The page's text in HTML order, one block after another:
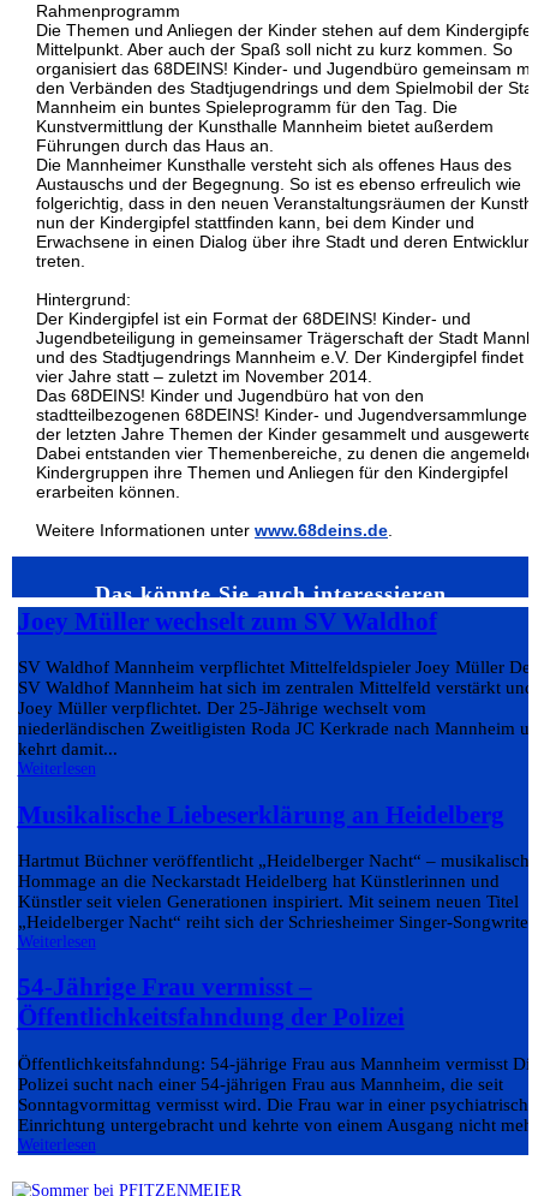
Rahmenprogramm
Die Themen und Anliegen der Kinder stehen auf dem
Mittelpunkt. Aber auch der Spaß soll nicht zu kurz kommen. So
organisiert das 68DEINS! Kinder- und Jugendbüro gemeinsam mit
den Verbänden des Stadtjugendrings und dem Spielmobil der
Mannheim ein buntes Spieleprogramm für den Tag. Die
Kunstvermittlung der Kunsthalle Mannheim bietet außerdem
Führungen durch das Haus an.
Die Mannheimer Kunsthalle versteht sich als offenes Haus des
Austauschs und der Begegnung. So ist es ebenso erfreulich wie
folgerichtig, dass in den neuen Veranstaltungsräumen der
nun der Kindergipfel stattfinden kann, bei dem Kinder und
Erwachsene in einen Dialog über ihre Stadt und deren
treten.
Hintergrund:
Der Kindergipfel ist ein Format der 68DEINS! Kinder- und
Jugendbeteiligung in gemeinsamer Trägerschaft der Stadt
und des Stadtjugendrings Mannheim e.V. Der Kindergipfel findet
vier Jahre statt – zuletzt im November 2014.
Das 68DEINS! Kinder und Jugendbüro hat von den
stadtteilbezogenen 68DEINS! Kinder- und Jugendversammlungen
der letzten Jahre Themen der Kinder gesammelt und
Dabei entstanden vier Themenbereiche, zu denen die
Kindergruppen ihre Themen und Anliegen für den Kindergipfel
erarbeiten können.
Weitere Informationen unter www.68deins.de.
Das könnte Sie auch interessieren…
Joey Müller wechselt zum SV Waldhof
SV Waldhof Mannheim verpflichtet Mittelfeldspieler Joey Müller Der
SV Waldhof Mannheim hat sich im zentralen Mittelfeld verstärkt und
Joey Müller verpflichtet. Der 25-Jährige wechselt vom
niederländischen Zweitligisten Roda JC Kerkrade nach Mannheim
kehrt damit...
Weiterlesen
Musikalische Liebeserklärung an Heidelberg
Hartmut Büchner veröffentlicht „Heidelberger Nacht“ – musikalische
Hommage an die Neckarstadt Heidelberg hat Künstlerinnen und
Künstler seit vielen Generationen inspiriert. Mit seinem neuen Titel
„Heidelberger Nacht“ reiht sich der Schriesheimer Singer-
Weiterlesen
54-Jährige Frau vermisst –
Öffentlichkeitsfahndung der Polizei
Öffentlichkeitsfahndung: 54-jährige Frau aus Mannheim vermisst Die
Polizei sucht nach einer 54-jährigen Frau aus Mannheim, die seit
Sonntagvormittag vermisst wird. Die Frau war in einer
Einrichtung untergebracht und kehrte von einem Ausgang nicht
Weiterlesen